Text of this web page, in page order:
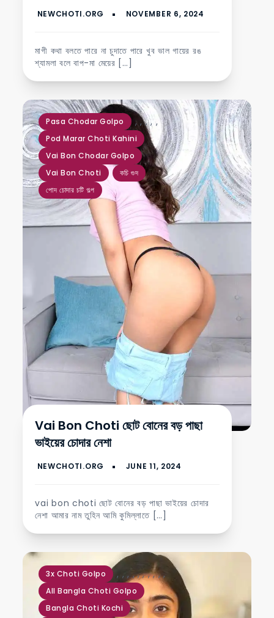
মাগী কথা বলতে পারে না চুদাতে পারে খুব ভাল গায়ের রঙ
শ্যামলা বলে বাপ-মা মেয়ের […]
Pasa Chodar Golpo ,
Pod Marar Choti Kahini
,
Vai Bon Chodar Golpo
,
Vai Bon Choti
,
কচি গুদ
,
পোদ চোদার চটি গল্প
Vai Bon Choti ছোট বোনের বড় পাছা
ভাইয়ের চোদার নেশা
vai bon choti ছোট বোনের বড় পাছা ভাইয়ের চোদার
নেশা আমার নাম তুহিন আমি কুমিল্লাতে […]
3x Choti Golpo ,
All Bangla Choti Golpo
,
Bangla Choti Kochi
,,,,,,,,